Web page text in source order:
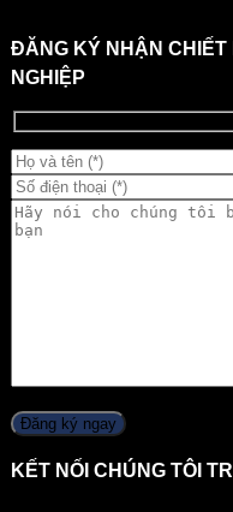
ĐĂNG KÝ NHẬN
NGHIỆP
KẾT NỐI CHÚNG TÔI